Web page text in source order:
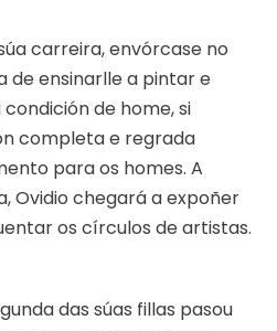
carreira, envórcase no
de ensinarlle a pintar e
condición de home, si
completa e regrada
para os homes. A
Ovidio chegará a expoñer
os círculos de artistas.
das súas fillas pasou